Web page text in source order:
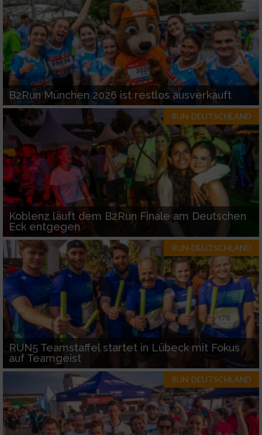
B2Run München 2026 ist restlos ausverkauft
RUN-DEUTSCHLAND
Koblenz läuft dem B2Run Finale am Deutschen
Eck entgegen
RUN-DEUTSCHLAND
RUN5 Teamstaffel startet in Lübeck mit Fokus
auf Teamgeist
RUN-DEUTSCHLAND